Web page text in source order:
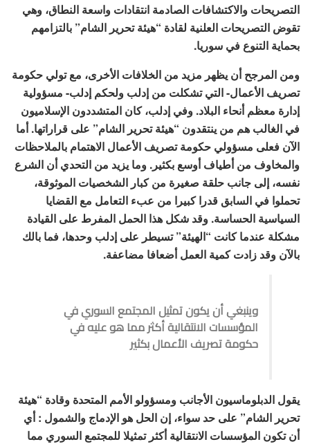
التصريحات والاكتشافات الصادمة انتقادات واسعة النطاق، وهي
تقوض التصريحات العلنية لقادة “هيئة تحرير الشام” بالتزامهم
بحماية التنوع في سوريا.
ومن المرجح أن يظهر مزيد من الخلافات الأخرى، مع تولي حكومة
تصريف الأعمال- التي تشكلت من إدلب ولحكم إدلب- مسؤولية
إدارة معظم أنحاء البلاد. وفي إدلب، كان المتشددون الإسلاميون
في الغالب هم من ينتقدون “هيئة تحرير الشام” على قراراتها. أما
الآن فعلى مسؤولي حكومة تصريف الأعمال الاهتمام بالملاحظات
والمخاوف من أطياف أوسع بكثير. وما يزيد من التحدي أن الشرع
نفسه، إلى جانب حلقة صغيرة من كبار الشخصيات الموثوقة،
تحملوا في السابق قدرا كبيرا من عبء التعامل مع القضايا
السياسية الحساسة. وقد شكل هذا الحمل المفرط على القيادة
مشكلة عندما كانت “الهيئة” تسيطر على إدلب وحدها، فما بالك
بالآن وقد زادت كمية العمل أضعافا مضاعفة.
وينبغي أن يكون تمثيل المجتمع السوري في
المؤسسات الانتقالية أكثر مما هو عليه في
حكومة تصريف الأعمال بكثير
يقول الدبلوماسيون الأجانب ومسؤولو الأمم المتحدة وقادة “هيئة
تحرير الشام” على حد سواء، إن الحل هو الإدماج والشمول : أي
أن تكون المؤسسات الانتقالية أكثر تمثيلا للمجتمع السوري مما